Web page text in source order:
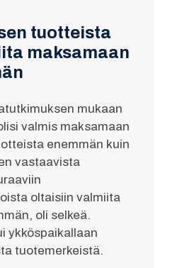
tuotteista
maksamaan
mukaan
valmis maksamaan
enemmän kuin
vastaavista
oltaisiin valmiita
oli selkeä.
ykköspaikallaan
tuotemerkeistä.